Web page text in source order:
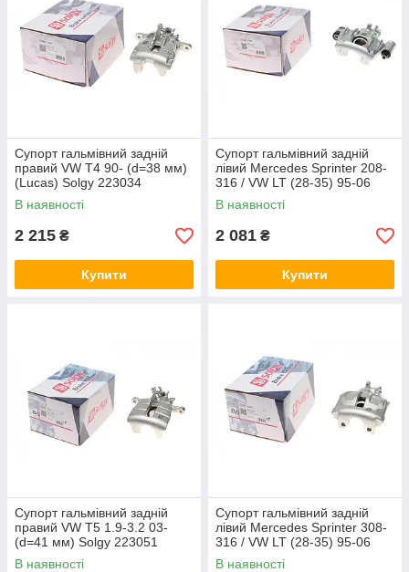
Супорт гальмівний задній
правий VW T4 90- (d=38 мм)
(Lucas) Solgy 223034
В наявності
2 215 ₴
Купити
Супорт гальмівний задній
лівий Mercedes Sprinter 208-
316 / VW LT (28-35) 95-06
(d=52 мм) (Bosch) Solgy
223055
В наявності
2 081 ₴
Купити
Супорт гальмівний задній
правий VW T5 1.9-3.2 03-
(d=41 мм) Solgy 223051
В наявності
Супорт гальмівний задній
лівий Mercedes Sprinter 308-
316 / VW LT (28-35) 95-06
(d=52 мм) (Ate) Solgy 223079
В наявності